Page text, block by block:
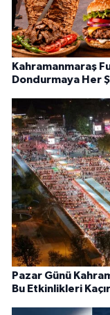
Kahramanmaraş
Dondurmaya Her
Pazar Günü
Bu Etkinlikleri